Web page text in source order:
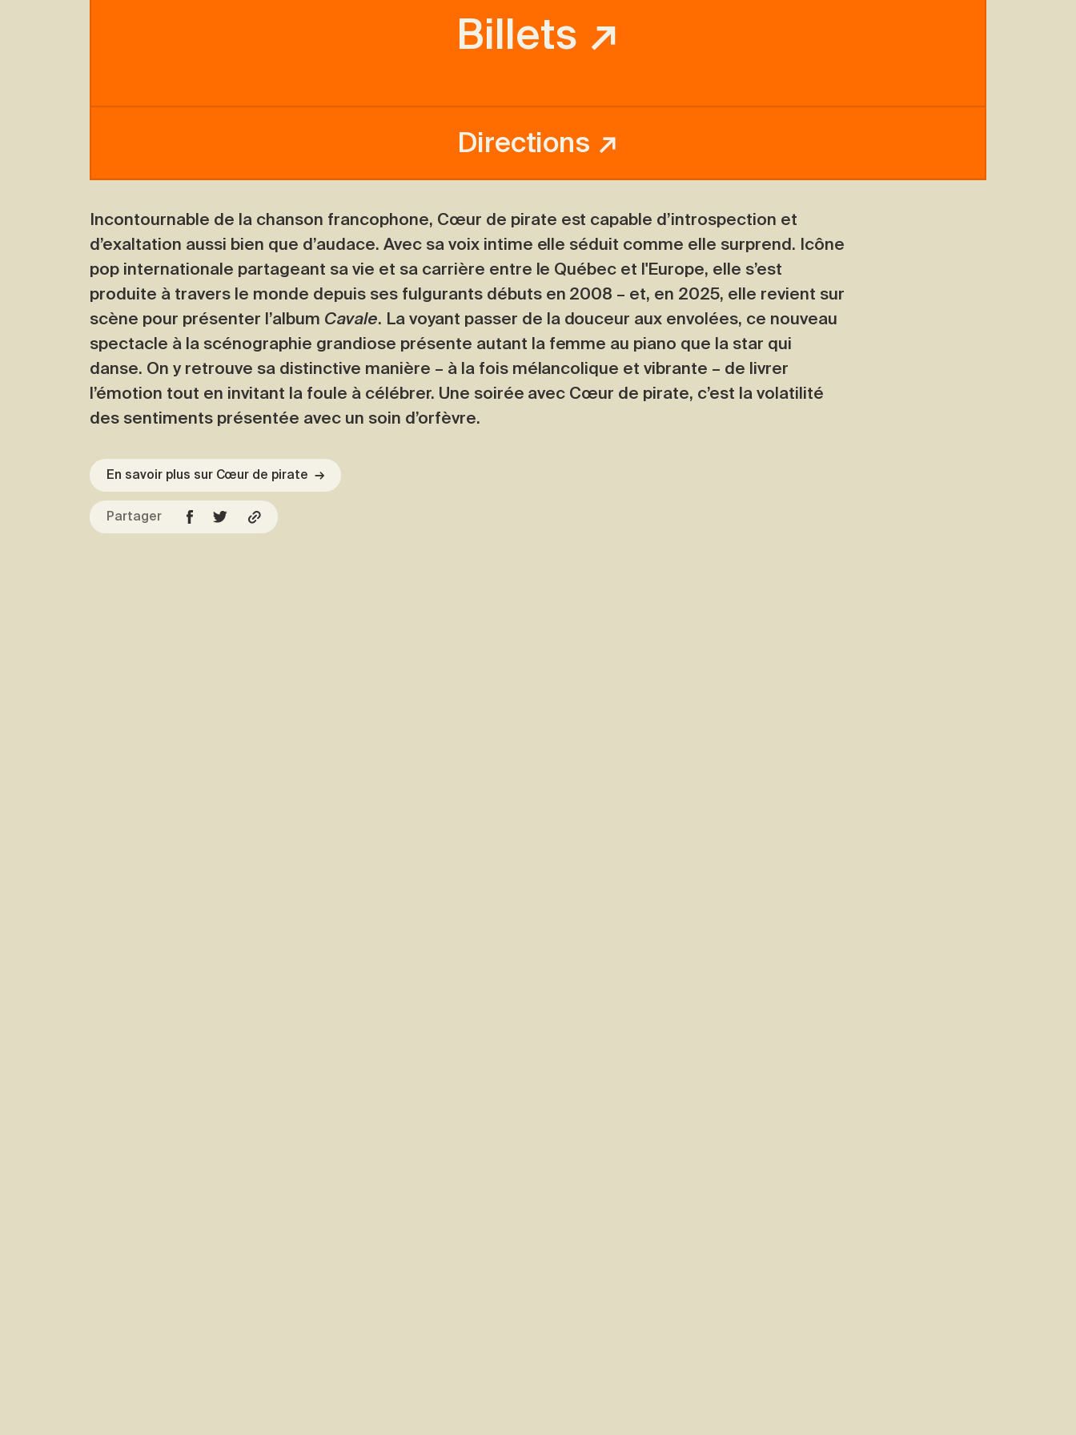
Billets ↗
Directions ↗
Incontournable de la chanson francophone, Cœur de pirate est capable d’introspection et
d’exaltation aussi bien que d’audace. Avec sa voix intime elle séduit comme elle surprend. Icône
pop internationale partageant sa vie et sa carrière entre le Québec et l'Europe, elle s’est
produite à travers le monde depuis ses fulgurants débuts en 2008 – et, en 2025, elle revient sur
scène pour présenter l’album Cavale. La voyant passer de la douceur aux envolées, ce nouveau
spectacle à la scénographie grandiose présente autant la femme au piano que la star qui
danse. On y retrouve sa distinctive manière – à la fois mélancolique et vibrante – de livrer
l’émotion tout en invitant la foule à célébrer. Une soirée avec Cœur de pirate, c’est la volatilité
des sentiments présentée avec un soin d’orfèvre.
En savoir plus sur Cœur de pirate→
Partager Facebook
TwitterCopier l'URL